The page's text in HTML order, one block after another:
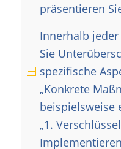
präsentieren
Innerhalb
Sie
spezifische
„Konkrete
beispielsweise
„1.